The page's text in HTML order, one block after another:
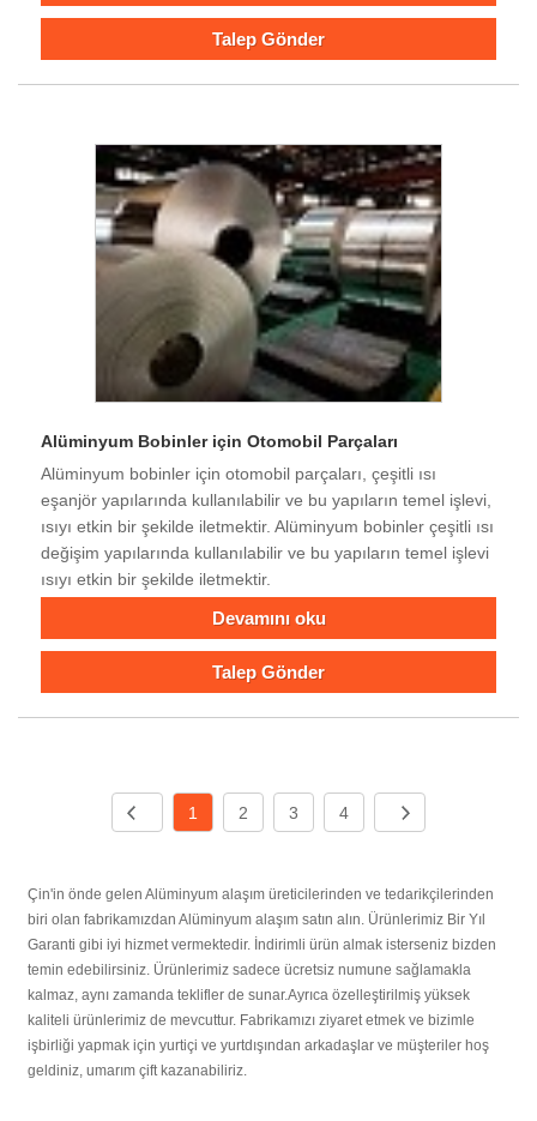
Talep Gönder
Alüminyum Bobinler için Otomobil Parçaları
Alüminyum bobinler için otomobil parçaları, çeşitli ısı
eşanjör yapılarında kullanılabilir ve bu yapıların temel işlevi,
ısıyı etkin bir şekilde iletmektir. Alüminyum bobinler çeşitli ısı
değişim yapılarında kullanılabilir ve bu yapıların temel işlevi
ısıyı etkin bir şekilde iletmektir.
Devamını oku
Talep Gönder
1 2 3 4
Çin'in önde gelen Alüminyum alaşım üreticilerinden ve tedarikçilerinden
biri olan fabrikamızdan Alüminyum alaşım satın alın. Ürünlerimiz Bir Yıl
Garanti gibi iyi hizmet vermektedir. İndirimli ürün almak isterseniz bizden
temin edebilirsiniz. Ürünlerimiz sadece ücretsiz numune sağlamakla
kalmaz, aynı zamanda teklifler de sunar.Ayrıca özelleştirilmiş yüksek
kaliteli ürünlerimiz de mevcuttur. Fabrikamızı ziyaret etmek ve bizimle
işbirliği yapmak için yurtiçi ve yurtdışından arkadaşlar ve müşteriler hoş
geldiniz, umarım çift kazanabiliriz.